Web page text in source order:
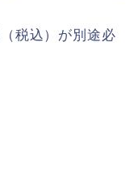
税込）が別途必